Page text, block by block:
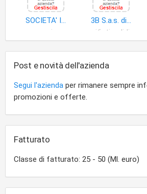
SOCIETA' ITALIANA ROTTAMI (SRL)
navi
3B S.a.s. di Trebbi Barbara & C
rifiuti solidi
Post e novità dell'azienda
Segui l'azienda per rimanere sempre
promozioni e offerte.
Fatturato
Classe di fatturato: 25 - 50 (Ml. euro)